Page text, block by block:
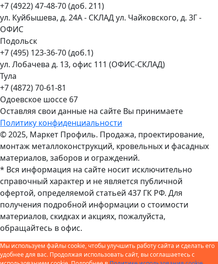
+7 (4922) 47-48-70 (доб. 211)
ул. Куйбышева, д. 24А - СКЛАД ул. Чайковского, д. 3Г -
ОФИС
Подольск
+7 (495) 123-36-70 (доб.1)
ул. Лобачева д. 13, офис 111 (ОФИС-СКЛАД)
Тула
+7 (4872) 70-61-81
Одоевское шоссе 67
Оставляя свои данные на сайте Вы принимаете
Политику конфиденциальности
© 2025, Маркет Профиль. Продажа, проектирование,
монтаж металлоконструкций, кровельных и фасадных
материалов, заборов и ограждений.
* Вся информация на сайте носит исключительно
справочный характер и не является публичной
офертой, определяемой статьей 437 ГК РФ. Для
получения подробной информации о стоимости
материалов, скидках и акциях, пожалуйста,
обращайтесь в офис.
Мы используем файлы cookie, чтобы улучшить работу сайта и сделать его
удобнее для вас. Продолжая использовать сайт, вы соглашаетесь с